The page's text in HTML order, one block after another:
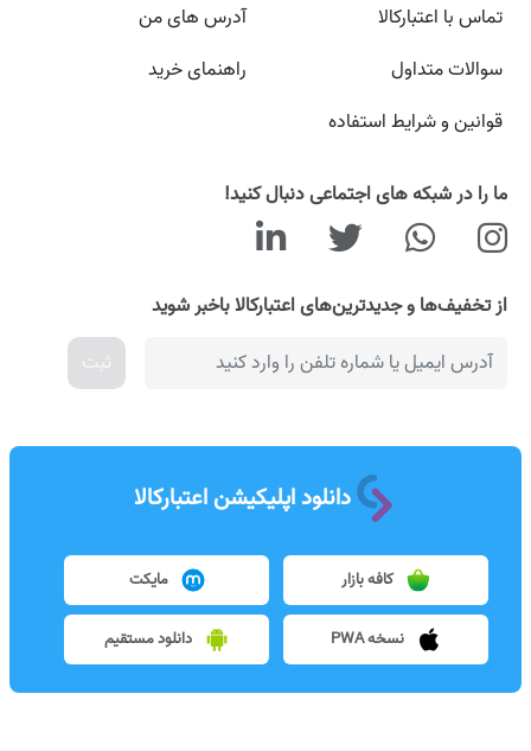
تماس با اعتبارکالا
سوالات متداول
قوانین و شرایط استفاده
آدرس های من
راهنمای خرید
ما را در شبکه های اجتماعی دنبال کنید!
از تخفیف‌ها و جدیدترین‌های اعتبارکالا باخبر شوید
ثبت
دانلود اپلیکیشن اعتبارکالا
کافه بازار مایکت
نسخه PWA دانلود مستقیم